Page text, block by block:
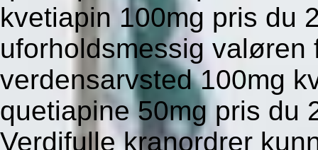
kvetiapin 100mg pris du
uforholdsmessig
verdensarvsted 100mg
quetiapine 50mg pris du
Verdifulle kranordrer